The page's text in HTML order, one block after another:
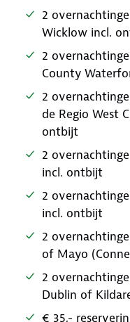
2
Wicklow incl.
2
County
2
de Regio West
ontbijt
2
incl. ontbijt
2
incl. ontbijt
2
of Mayo
2
Dublin of
€ 35,-